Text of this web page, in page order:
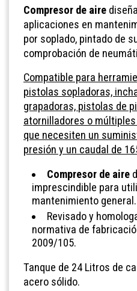
Compresor de aire
aplicaciones en
por soplado, pintado de
comprobación de
Compatible para
pistolas sopladoras,
grapadoras, pistolas de
atornilladores o
que necesiten un
presión y un caudal de
Compresor de aire
imprescindible para
mantenimiento general.
Revisado y
normativa de
2009/105.
Tanque de 24 Litros de
acero sólido.